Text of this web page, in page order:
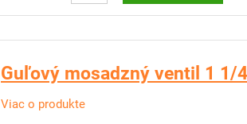
Guľový mosadzný ventil 1 1/
Viac o produkte